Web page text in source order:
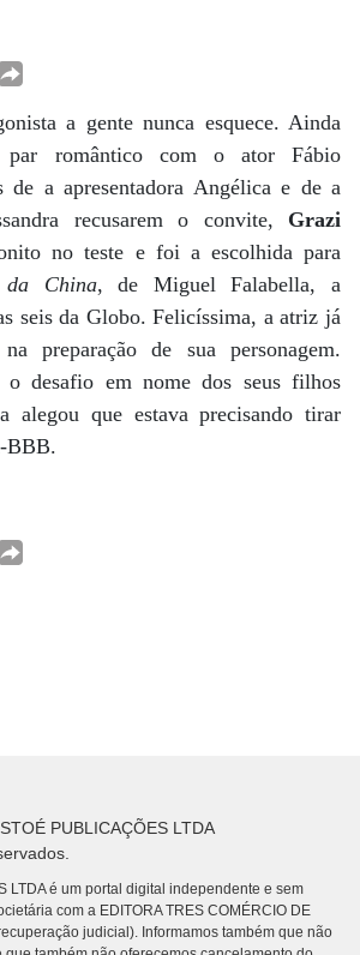
a gente nunca esquece. Ainda
romântico com o ator Fábio
de a apresentadora Angélica e de a
recusarem o convite, Grazi
no teste e foi a escolhida para
da China, de Miguel Falabella, a
seis da Globo. Felicíssima, a atriz já
preparação de sua personagem.
o desafio em nome dos seus filhos
alegou que estava precisando tirar
BBB.
PUBLICAÇÕES LTDA
LTDA é um portal digital independente e sem
com a EDITORA TRES COMÉRCIO DE
judicial). Informamos também que não